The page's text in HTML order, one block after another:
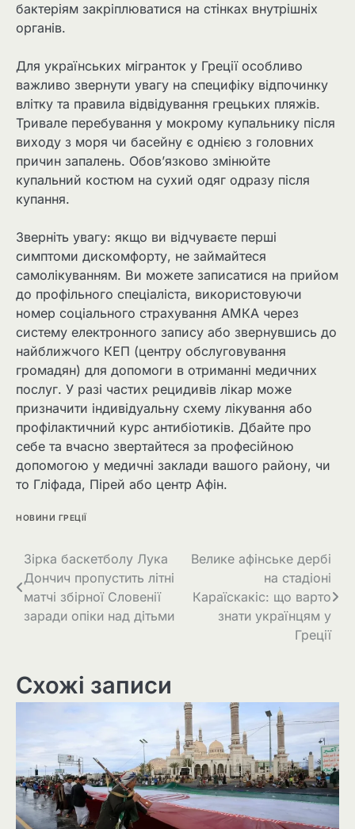
бактеріям закріплюватися на стінках внутрішніх
органів.
Для українських мігранток у Греції особливо
важливо звернути увагу на специфіку відпочинку
влітку та правила відвідування грецьких пляжів.
Тривале перебування у мокрому купальнику після
виходу з моря чи басейну є однією з головних
причин запалень. Обов’язково змінюйте
купальний костюм на сухий одяг одразу після
купання.
Зверніть увагу: якщо ви відчуваєте перші
симптоми дискомфорту, не займайтеся
самолікуванням. Ви можете записатися на прийом
до профільного спеціаліста, використовуючи
номер соціального страхування АМКА через
систему електронного запису або звернувшись до
найближчого КЕП (центру обслуговування
громадян) для допомоги в отриманні медичних
послуг. У разі частих рецидивів лікар може
призначити індивідуальну схему лікування або
профілактичний курс антибіотиків. Дбайте про
себе та вчасно звертайтеся за професійною
допомогою у медичні заклади вашого району, чи
то Гліфада, Пірей або центр Афін.
НОВИНИ ГРЕЦІЇ
Зірка баскетболу Лука
Дончич пропустить літні
матчі збірної Словенії
заради опіки над дітьми
Велике афінське дербі
на стадіоні
Караїскакіс: що варто
знати українцям у
Греції
Схожі записи